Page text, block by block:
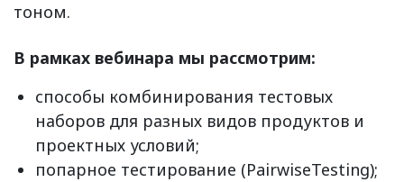
тоном.
В рамках вебинара мы рассмотрим:
способы комбинирования тестовых
наборов для разных видов продуктов и
проектных условий;
попарное тестирование (PairwiseTesting);